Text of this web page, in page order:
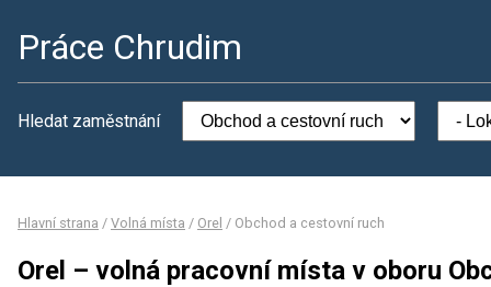
Práce Chrudim
Hledat zaměstnání
Hlavní strana / Volná místa / Orel / Obchod a cestovní ruch
Orel – volná pracovní místa v oboru